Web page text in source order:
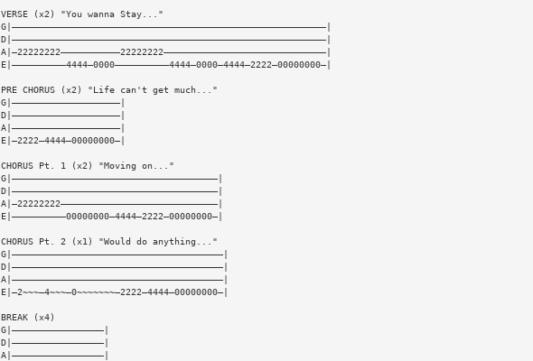
VERSE (x2) "You wanna Stay..."
G|——————————————————————————————————————————————————————————|
D|——————————————————————————————————————————————————————————|
A|—22222222———————————22222222——————————————————————————————|
E|——————————4444—0000——————————4444—0000—4444—2222—00000000—|
PRE CHORUS (x2) "Life can't get much..."
G|————————————————————|
D|————————————————————|
A|————————————————————|
E|—2222—4444—00000000—|
CHORUS Pt. 1 (x2) "Moving on..."
G|——————————————————————————————————————|
D|——————————————————————————————————————|
A|—22222222—————————————————————————————|
E|——————————00000000—4444—2222—00000000—|
CHORUS Pt. 2 (x1) "Would do anything..."
G|———————————————————————————————————————|
D|———————————————————————————————————————|
A|———————————————————————————————————————|
E|—2~~~—4~~~—0~~~~~~~—2222—4444—00000000—|
BREAK (x4)
G|—————————————————|
D|—————————————————|
A|—————————————————|